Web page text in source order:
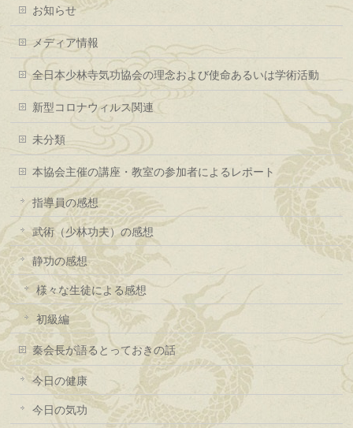
お知らせ
メディア情報
全日本少林寺気功協会の理念および使命あるいは学術活動
新型コロナウィルス関連
未分類
本協会主催の講座・教室の参加者によるレポート
指導員の感想
武術（少林功夫）の感想
静功の感想
様々な生徒による感想
初級編
秦会長が語るとっておきの話
今日の健康
今日の気功